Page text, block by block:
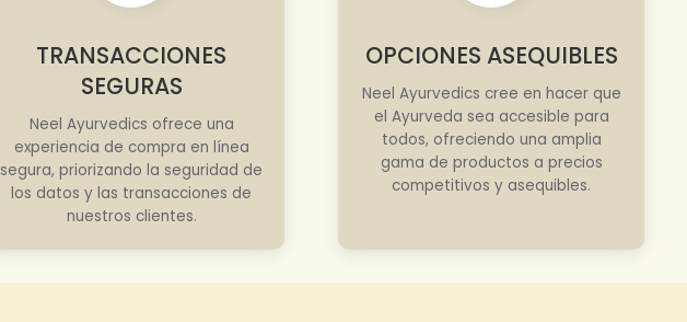
TRANSACCIONES
SEGURAS
Neel Ayurvedics ofrece una
experiencia de compra en línea
segura, priorizando la seguridad de
los datos y las transacciones de
nuestros clientes.
OPCIONES ASEQUIBLES
Neel Ayurvedics cree en hacer que
el Ayurveda sea accesible para
todos, ofreciendo una amplia
gama de productos a precios
competitivos y asequibles.